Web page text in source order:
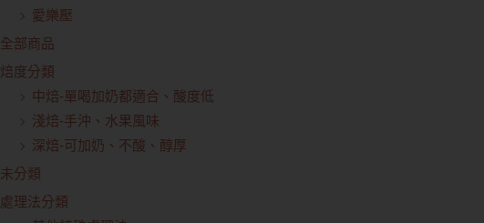
愛樂壓
全部商品
焙度分類
中焙-單喝加奶都適合、酸度低
淺焙-手沖、水果風味
深焙-可加奶、不酸、醇厚
未分類
處理法分類